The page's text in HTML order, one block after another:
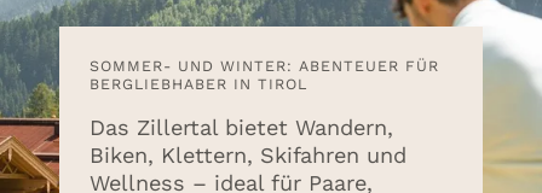
SOMMER- UND WINTER: ABENTEUER FÜR
BERGLIEBHABER IN TIROL
Das Zillertal bietet Wandern,
Biken, Klettern, Skifahren und
Wellness – ideal für Paare,